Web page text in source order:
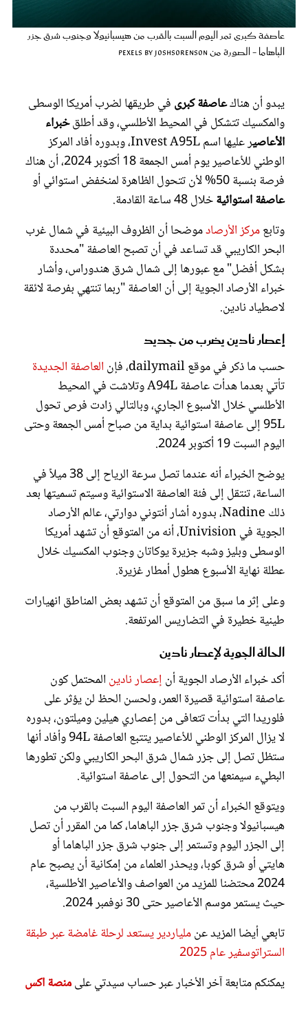
عاصفة كبرى تمر اليوم السبت بالقرب من هيسبانيولا وجنوب شرق جزر
الباهاما - الصورة من pexels by joshsorenson
يبدو أن هناكعاصفة كبرى في طريقها لضرب أمريكا الوسطى
والمكسيك تتشكل في المحيط الأطلسي، وقد أطلقخبراء
الأعاصي
ر عليها اسم Invest A95L، وبدوره أفاد المركز
الوطني للأعاصير يوم أمس الجمعة 18 أكتوبر 2024، أن هناك
فرصة بنسبة 50% لأن تتحول الظاهرة لمنخفض استوائي أو
عاصفة استوائيةخلال 48 ساعة القادمة.
وتابعمركز الأرصادموضحا أن الظروف البيئية في شمال غرب
البحر الكاريبي قد تساعد في أن تصبح العاصفة "محددة
بشكل أفضل" مع عبورها إلى شمال شرق هندوراس، وأشار
خبراء الأرصاد الجوية إلى أن العاصفة "ربما تنتهي بفرصة لائقة
لاصطياد نادين.
إعصار نادين يضرب من جديد
حسب ما ذكر في موقع dailymail، فإن
العاصفة الجديدة
تأتي بعدما هدأت عاصفة A94L وتلاشت في المحيط
الأطلسي خلال الأسبوع الجاري، وبالتالي زادت فرص تحول
95L إلى عاصفة استوائية بداية من صباح أمس الجمعة وحتى
اليوم السبت 19 أكتوبر 2024.
يوضح الخبراء أنه عندما تصل سرعة الرياح إلى 38 ميلاً في
الساعة، تنتقل إلى فئة العاصفة الاستوائية وسيتم تسميتها بعد
ذلك Nadine، بدوره أشار أنتوني دوارتي، عالم الأرصاد
الجوية في Univision، أنه من المتوقع أن تشهد أمريكا
الوسطى وبليز وشبه جزيرة يوكاتان وجنوب المكسيك خلال
عطلة نهاية الأسبوع هطول أمطار غزيرة.
وعلى إثر ما سبق من المتوقع أن تشهد بعض المناطق انهيارات
طينية خطيرة في التضاريس المرتفعة.
الحالة الجوية لإعصار نادين
أكد خبراء الأرصاد الجوية أن إعصار نادين المحتمل كون
عاصفة استوائية قصيرة العمر، ولحسن الحظ لن يؤثر على
فلوريدا التي بدأت تتعافى من إعصاري هيلين وميلتون، بدوره
لا يزال المركز الوطني للأعاصير يتتبع العاصفة 94L وأفاد أنها
ستظل تصل إلى جزر شمال شرق البحر الكاريبي ولكن تطورها
البطيء سيمنعها من التحول إلى عاصفة استوائية.
ويتوقع الخبراء أن تمر العاصفة اليوم السبت بالقرب من
هيسبانيولا وجنوب شرق جزر الباهاما، كما من المقرر أن تصل
إلى الجزر اليوم وتستمر إلى جنوب شرق جزر الباهاما أو
هايتي أو شرق كوبا، ويحذر العلماء من إمكانية أن يصبح عام
2024 محتضنا للمزيد من العواصف والأعاصير الأطلسية،
حيث يستمر موسم الأعاصير حتى 30 نوفمبر 2024.
تابعي أيضا المزيد عنملياردير يستعد لرحلة غامضة عبر طبقة
الستراتوسفير عام 2025
يمكنكم متابعة آخر الأخبار عبر حساب سيدتي علىمنصة اكس
عروس سيدتي
مجلة سيدتي
غلاف رفمي